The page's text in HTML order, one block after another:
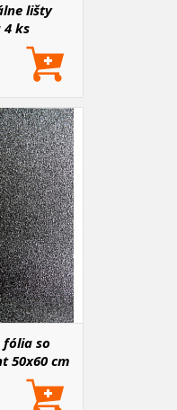
lišty
4 ks
fólia so
50x60 cm